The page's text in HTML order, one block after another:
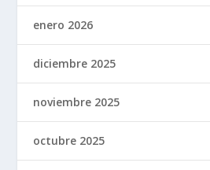
enero 2026
diciembre 2025
noviembre 2025
octubre 2025